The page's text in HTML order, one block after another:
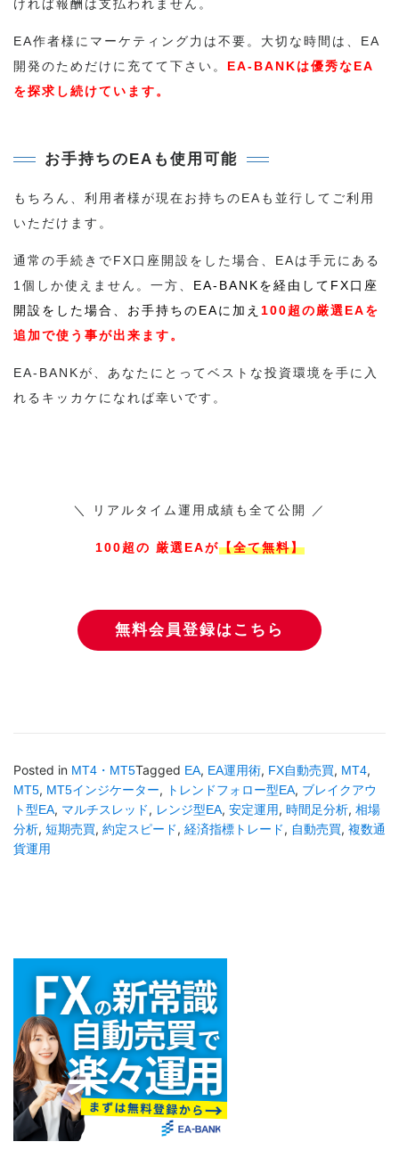
ければ報酬は支払われません。
EA作者様にマーケティング力は不要。大切な時間は、EA
開発のためだけに充てて下さい。 EA-BANKは優秀なEA
を探求し続けています。
お手持ちのEAも使用可能
もちろん、利用者様が現在お持ちのEAも並行してご利用
いただけます。
通常の手続きでFX口座開設をした場合、EAは手元にある
1個しか使えません。一方、 EA-BANKを経由してFX口座
開設をした場合、お手持ちのEAに加え 100超の厳選EAを
追加で使う事が出来ます。
EA-BANKが、あなたにとってベストな投資環境を手に入
れるキッカケになれば幸いです。
＼ リアルタイム運用成績も全て公開 ／
100超の 厳選EAが【全て無料】
無料会員登録はこちら
Posted in MT4・MT5Tagged EA, EA運用術, FX自動売買, MT4,
MT5, MT5インジケーター, トレンドフォロー型EA, ブレイクアウ
ト型EA, マルチスレッド, レンジ型EA, 安定運用, 時間足分析, 相場
分析, 短期売買, 約定スピード, 経済指標トレード, 自動売買, 複数通
貨運用